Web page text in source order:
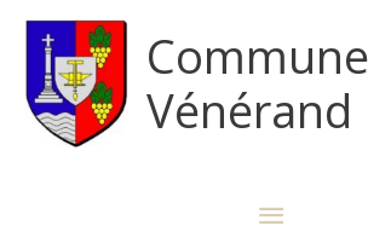
Vénérand
MENU